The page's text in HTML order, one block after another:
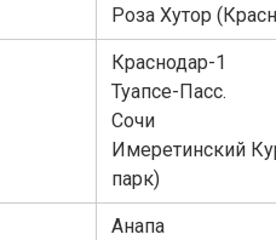
Роза Хутор
Краснодар-1
Туапсе-Пасс.
Сочи
Имеретинский
парк)
Анапа